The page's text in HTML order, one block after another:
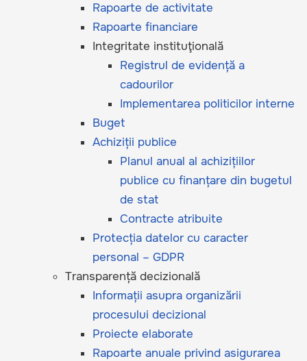
Rapoarte de activitate
Rapoarte financiare
Integritate instituţională
Registrul de evidență a
cadourilor
Implementarea politicilor interne
Buget
Achiziții publice
Planul anual al achizițiilor
publice cu finanțare din bugetul
de stat
Contracte atribuite
Protecția datelor cu caracter
personal – GDPR
Transparență decizională
Informații asupra organizării
procesului decizional
Proiecte elaborate
Rapoarte anuale privind asigurarea